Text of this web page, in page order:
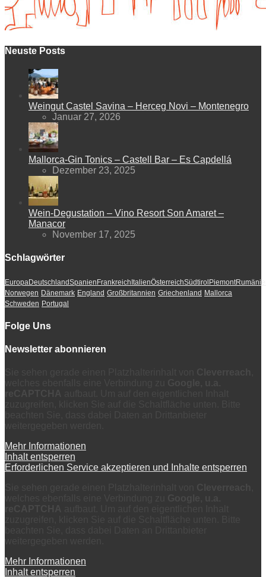
Neuste Posts
Weingut Castel Savina – Herceg Novi – Montenegro
Januar 27, 2026
Mallorca-Gin Tonics – Castell Bar – Es Capdellá
Dezember 23, 2025
Wein-Degustation – Vino Resort Son Amaret –
Manacor
November 17, 2025
Schlagwörter
EuropaDeutschlandSpanienFrankreichItalienÖsterreichSüdtirolPiemont
Norwegen Dänemark England Großbritannien Griechenland Mallorca
Schweden Portugal
Folge Uns
Newsletter abonnieren
Mehr Informationen
Inhalt entsperren
Erforderlichen Service akzeptieren und Inhalte entsperren
Mehr Informationen
Inhalt entsperren